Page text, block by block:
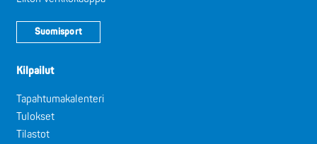
Suomisport
Kilpailut
Tapahtumakalenteri
Tulokset
Tilastot